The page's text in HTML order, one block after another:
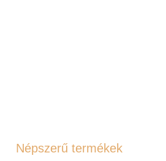
Népszerű termékek